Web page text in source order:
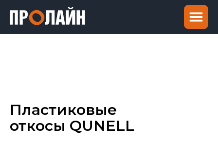
Пластиковые
откосы QUNELL